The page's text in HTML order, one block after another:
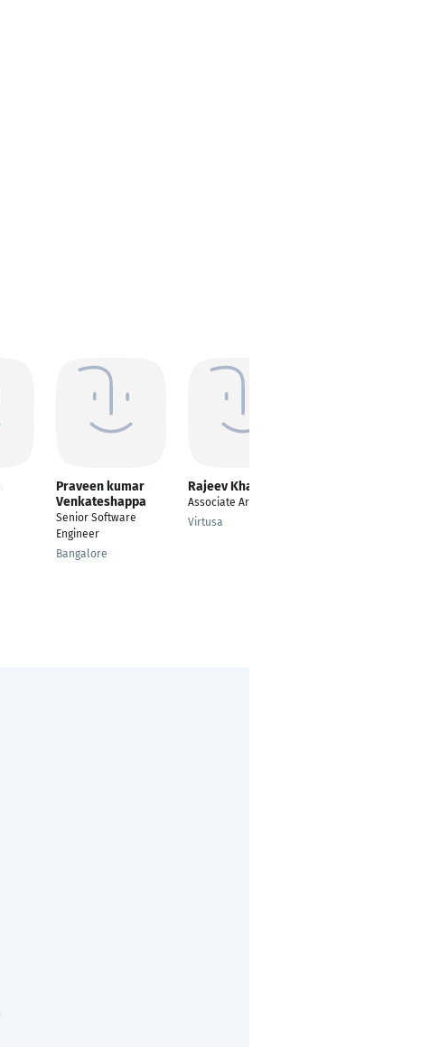
Praveen kumar
Venkateshappa
Senior Software
Engineer
Bangalore
Rajeev Khangar
Associate Architect
Virtusa